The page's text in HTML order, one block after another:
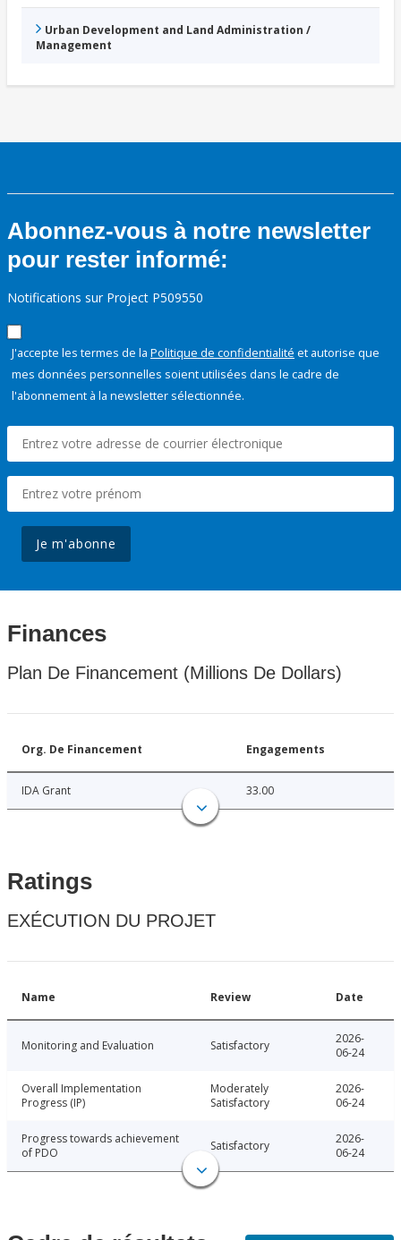
Urban Development and Land Administration /
Management
Abonnez-vous à notre newsletter
pour rester informé:
Notifications sur Project P509550
J'accepte les termes de la Politique de confidentialité et autorise que
mes données personnelles soient utilisées dans le cadre de
l'abonnement à la newsletter sélectionnée.
Je m'abonne
Finances
Plan De Financement (Millions De Dollars)
Org. De Financement Engagements
IDA Grant 33.00
Ratings
EXÉCUTION DU PROJET
Name Review Date
Monitoring and Evaluation Satisfactory
2026-
06-24
Overall Implementation
Progress (IP)
Moderately
Satisfactory
2026-
06-24
Progress towards achievement
of PDO
Satisfactory
2026-
06-24